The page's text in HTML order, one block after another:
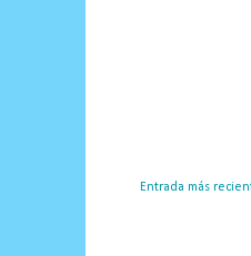
Entrada más